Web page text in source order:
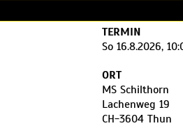
TERMIN
So 16.8.2026,
ORT
MS Schilthorn
Lachenweg 19
CH-3604 Thun